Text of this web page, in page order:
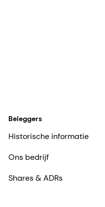
Beleggers
Historische informatie
Ons bedrijf
Shares & ADRs